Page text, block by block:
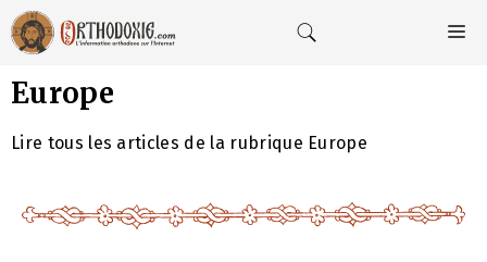
Aller
au
contenu
Europe
Lire tous les articles de la rubrique Europe